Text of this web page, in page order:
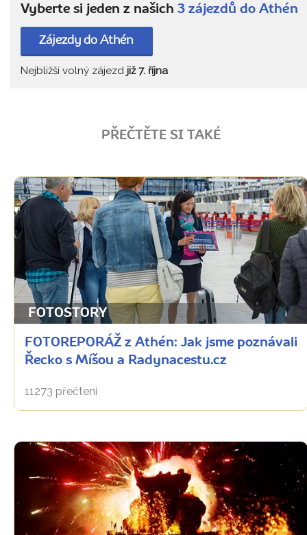
Vyberte si jeden z našich 3 zájezdů do Athén
Zájezdy do Athén
Nejbližší volný zájezd již 7. října
PŘEČTĚTE SI TAKÉ
FOTOSTORY
FOTOREPORÁŽ z Athén: Jak jsme poznávali
Řecko s Míšou a Radynacestu.cz
11273 přečtení